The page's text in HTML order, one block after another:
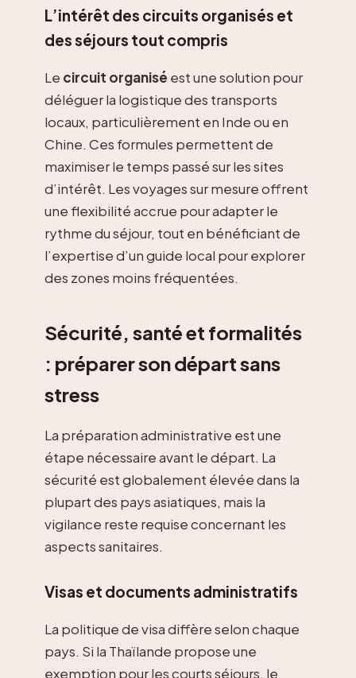
L’intérêt des circuits organisés et
des séjours tout compris
Le circuit organisé est une solution pour
déléguer la logistique des transports
locaux, particulièrement en Inde ou en
Chine. Ces formules permettent de
maximiser le temps passé sur les sites
d’intérêt. Les voyages sur mesure offrent
une flexibilité accrue pour adapter le
rythme du séjour, tout en bénéficiant de
l’expertise d’un guide local pour explorer
des zones moins fréquentées.
Sécurité, santé et formalités
: préparer son départ sans
stress
La préparation administrative est une
étape nécessaire avant le départ. La
sécurité est globalement élevée dans la
plupart des pays asiatiques, mais la
vigilance reste requise concernant les
aspects sanitaires.
Visas et documents administratifs
La politique de visa diffère selon chaque
pays. Si la Thaïlande propose une
exemption pour les courts séjours, le